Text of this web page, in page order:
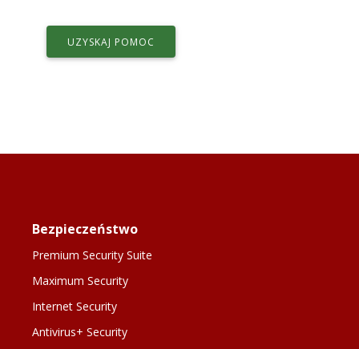
UZYSKAJ POMOC
Bezpieczeństwo
Premium Security Suite
Maximum Security
Internet Security
Antivirus+ Security